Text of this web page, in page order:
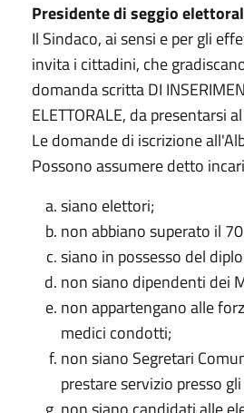
Presidente di seggio
Il Sindaco, ai sensi e per gli
invita i cittadini, che
domanda scritta DI
ELETTORALE, da presentarsi
Le domande di iscrizione
Possono assumere detto
siano elettori;
non abbiano superato il
siano in possesso del
non siano dipendenti dei
non appartengano alle
medici condotti;
non siano Segretari
prestare servizio presso